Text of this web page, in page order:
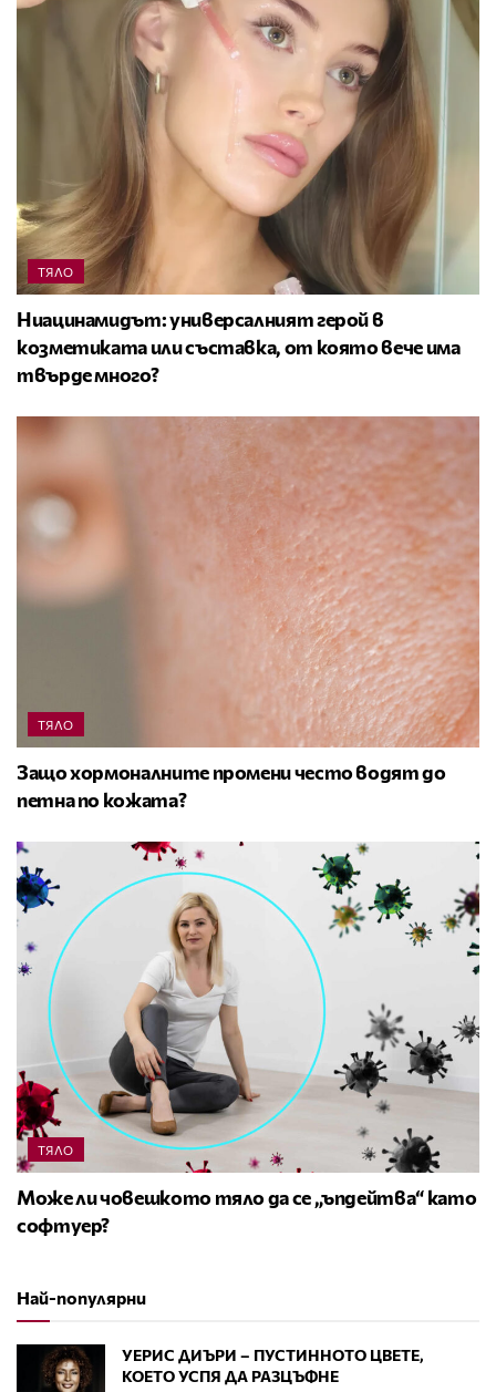
ТЯЛО
Ниацинамидът: универсалният герой в
козметиката или съставка, от която вече има
твърде много?
ТЯЛО
Защо хормоналните промени често водят до
петна по кожата?
ТЯЛО
Може ли човешкото тяло да се „ъпдейтва“ като
софтуер?
Най-популярни
УЕРИС ДИЪРИ – ПУСТИННОТО ЦВЕТЕ,
КОЕТО УСПЯ ДА РАЗЦЪФНЕ